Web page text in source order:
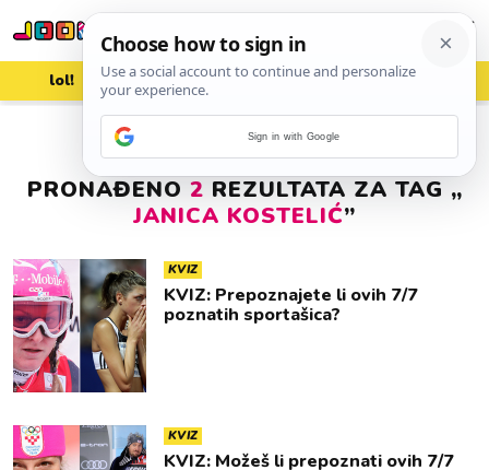
lol! aww vrh! woot?!
PRONAĐENO 2 REZULTATA ZA TAG „
JANICA KOSTELIĆ”
KVIZ
KVIZ: Prepoznajete li ovih 7/7
poznatih sportašica?
KVIZ
KVIZ: Možeš li prepoznati ovih 7/7
Sign in with Google